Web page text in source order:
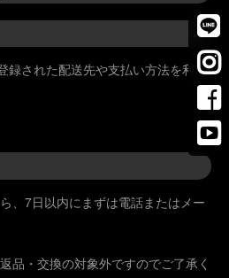
録された配送先や支払い方法を利用
、7日以内にまずは電話またはメー
品・交換の対象外ですのでご了承く